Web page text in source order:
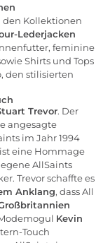
den Kollektionen
Lederjacken
feminine
Shirts und Tops
den stilisierten
Trevor. Der
angesagte
im Jahr 1994
eine Hommage
AllSaints
Trevor schaffte es
Anklang, dass All
Kevin
Touch